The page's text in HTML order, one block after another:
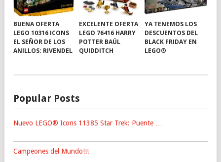
BUENA OFERTA
LEGO 10316 ICONS
EL SEÑOR DE LOS
ANILLOS: RIVENDEL
EXCELENTE OFERTA
LEGO 76416 HARRY
POTTER BAÚL
QUIDDITCH
YA TENEMOS LOS
DESCUENTOS DEL
BLACK FRIDAY EN
LEGO®
Popular Posts
Nuevo LEGO® Icons 11385 Star Trek: Puente …
Campeones del Mundo!!!